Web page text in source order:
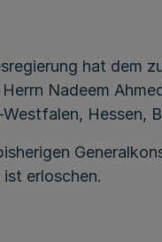
hat dem
Nadeem
Hessen,
erloschen.